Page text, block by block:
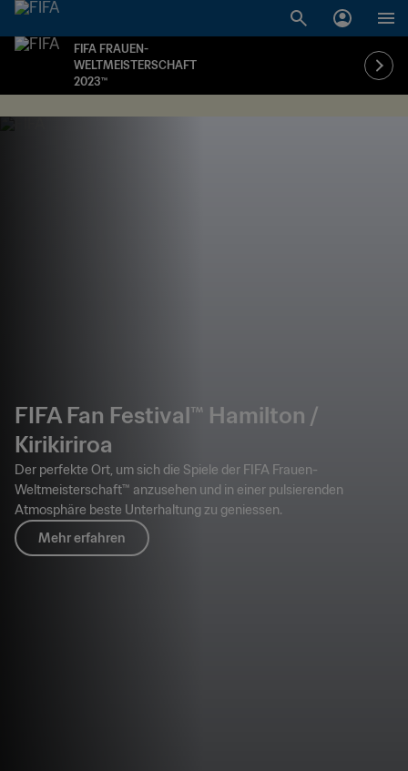
FIFA FRAUEN-
WELTMEISTERSCHAFT
2023™
FIFA Fan Festival™ Hamilton /
Kirikiriroa
Der perfekte Ort, um sich die Spiele der FIFA Frauen-
Weltmeisterschaft™ anzusehen und in einer pulsierenden
Atmosphäre beste Unterhaltung zu geniessen.
Mehr erfahren